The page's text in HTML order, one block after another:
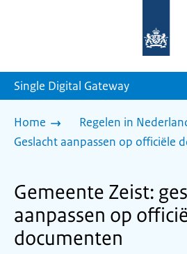
homepage
Single Digital Gateway
Home
Regelen in
Geslacht aanpassen op officiële
Gemeente Zeist:
aanpassen op
documenten